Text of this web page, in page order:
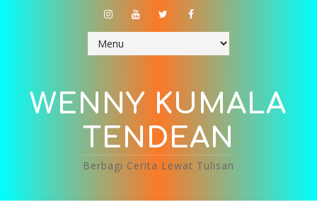
WENNY KUMALA
TENDEAN
Berbagi Cerita Lewat Tulisan